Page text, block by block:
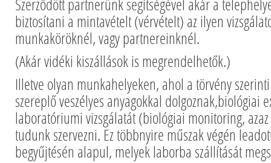
Szerződött partnerünk segítségével akár a
biztosítani a mintavételt (vérvételt) az ilyen
munkaköröknél, vagy partnereinknél.
(Akár vidéki kiszállások is megrendelhetők.)
Illetve olyan munkahelyeken, ahol a törvény
szereplő veszélyes anyagokkal dolgoznak,biológiai
laboratóriumi vizsgálatát (biológiai monitoring,
tudunk szervezni. Ez többnyire műszak végén
begyűjtésén alapul, melyek laborba szállítását